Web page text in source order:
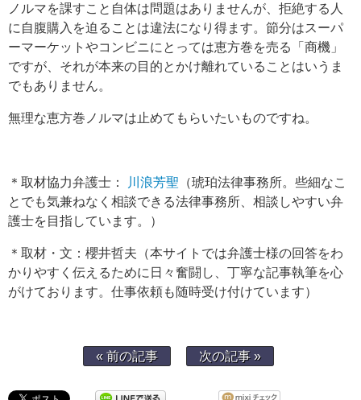
ノルマを課すこと自体は問題はありませんが、拒絶する人
に自腹購入を迫ることは違法になり得ます。節分はスーパ
ーマーケットやコンビニにとっては恵方巻を売る「商機」
ですが、それが本来の目的とかけ離れていることはいうま
でもありません。
無理な恵方巻ノルマは止めてもらいたいものですね。
＊取材協力弁護士： 川浪芳聖 （琥珀法律事務所。些細なこ
とでも気兼ねなく相談できる法律事務所、相談しやすい弁
護士を目指しています。）
＊取材・文：櫻井哲夫（本サイトでは弁護士様の回答をわ
かりやすく伝えるために日々奮闘し、丁寧な記事執筆を心
がけております。仕事依頼も随時受け付けています）
« 前の記事 次の記事 »